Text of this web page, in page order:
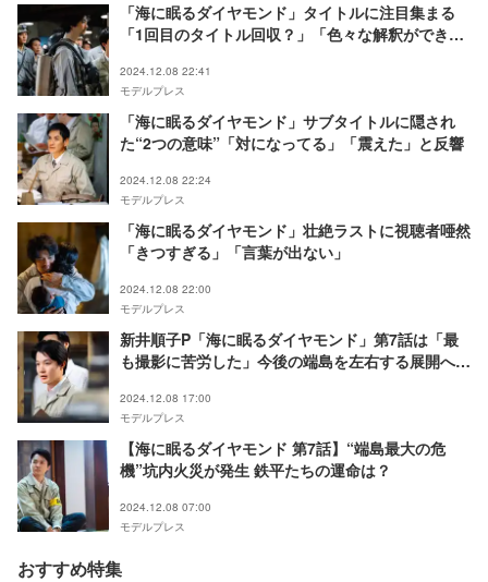
「海に眠るダイヤモンド」タイトルに注目集まる
「1回目のタイトル回収？」「色々な解釈ができそ
2024.12.08 22:41
モデルプレス
「海に眠るダイヤモンド」サブタイトルに隠され
た“2つの意味”「対になってる」「震えた」と反響
2024.12.08 22:24
モデルプレス
「海に眠るダイヤモンド」壮絶ラストに視聴者唖然
「きつすぎる」「言葉が出ない」
2024.12.08 22:00
モデルプレス
新井順子P「海に眠るダイヤモンド」第7話は「最
も撮影に苦労した」今後の端島を左右する展開へ
2024.12.08 17:00
モデルプレス
【海に眠るダイヤモンド 第7話】“端島最大の危
機”坑内火災が発生 鉄平たちの運命は？
2024.12.08 07:00
モデルプレス
おすすめ特集